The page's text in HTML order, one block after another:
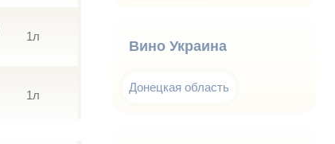
1л
1л
Вино Украина
Донецкая область